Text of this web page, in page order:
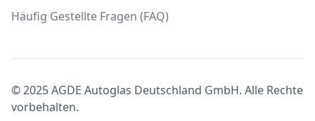
Häufig Gestellte Fragen (FAQ)
© 2025 AGDE Autoglas Deutschland GmbH. Alle Rechte
vorbehalten.